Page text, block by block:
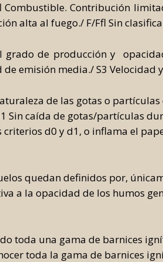
Combustible. Contribución
alta al fuego./ F/Ffl Sin
de producción y
emisión media./ S3 Velocidad
de las gotas o
Sin caída de gotas/partículas
d0 y d1, o inflama el
quedan definidos por,
a la opacidad de los humos
toda una gama de barnices
toda la gama de barnices